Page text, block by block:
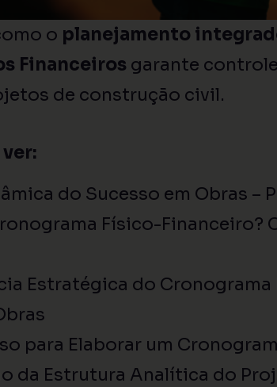
o planejamento
Financeiros garante
de construção civil.
do Sucesso em Obras –
Físico-Financeiro?
Estratégica do Cronograma
para Elaborar um
da Estrutura Analítica do